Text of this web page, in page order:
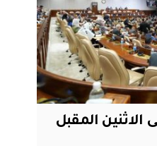
الاثنين المقبل